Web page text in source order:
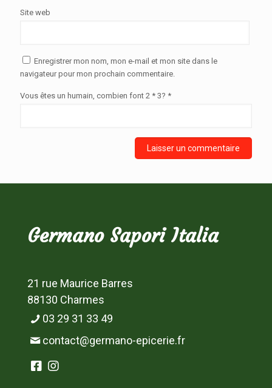
Site web
Enregistrer mon nom, mon e-mail et mon site dans le
navigateur pour mon prochain commentaire.
Vous êtes un humain, combien font 2 * 3? *
Germano Sapori Italia
21 rue Maurice Barres
88130 Charmes
03 29 31 33 49
contact@germano-epicerie.fr